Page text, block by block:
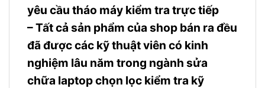
yêu cầu tháo máy kiểm tra trực tiếp
– Tất cả sản phẩm của shop bán ra đều
đã được các kỹ thuật viên có kinh
nghiệm lâu năm trong ngành sửa
chữa laptop chọn lọc kiểm tra kỹ